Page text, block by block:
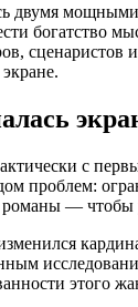
двумя
богатство
с
проблем:
—
этого